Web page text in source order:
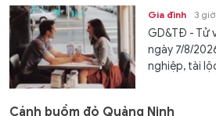
Gia đình 3
GD&TĐ - Tử
ngày 7/8/
nghiệp, tài
Cánh buồm đỏ Quảng Ninh